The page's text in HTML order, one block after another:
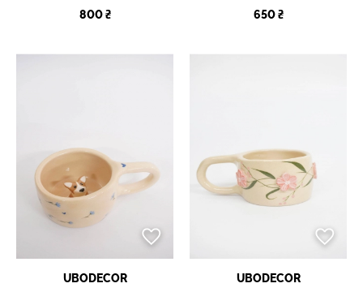
800 ₴ 650 ₴
UBODECOR UBODECOR